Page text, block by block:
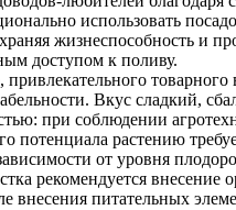
использовать
жизнеспособность и
доступом к поливу.
Вкус сладкий,
при соблюдении
потенциала растению
от уровня
рекомендуется
питательных